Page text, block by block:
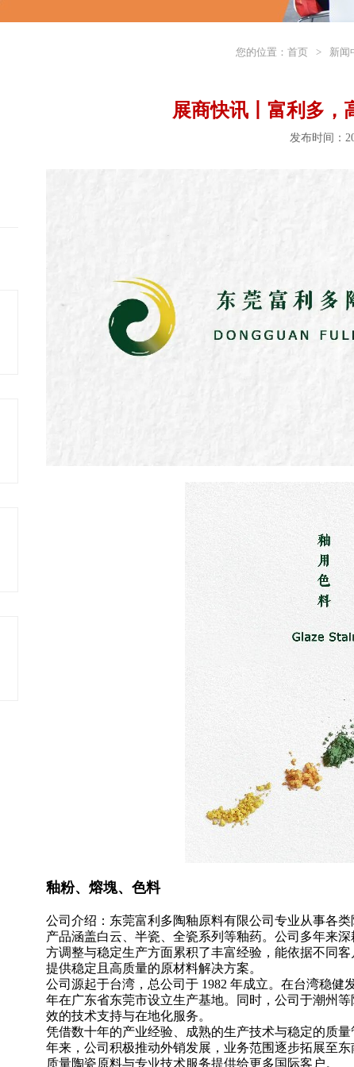
您的位置： 首页 > 新闻
展商快讯丨富利多，
发布时间：
釉粉、熔塊、色料
公司介绍：东莞富利多陶釉原料有限公司专业从事各
产品涵盖白云、半瓷 、全瓷系列等釉药。公司多年来
方调整与稳定生产方面累积了丰富经验，能依据不同
提供稳定且高质量的原材料解决方案。
公司源起于台湾，总公司于 1982 年成立。在台湾稳健
年在广东省东莞市设立生产基地。同时，公司于潮州
效的技术支持与在地化服务。
凭借数十年的产业经验、成熟的生产技术与稳定的质量
年来，公司积极推动外销发展，业务范围逐步拓展至
质量陶瓷原料与专业技术服务提供给更多国际客户。